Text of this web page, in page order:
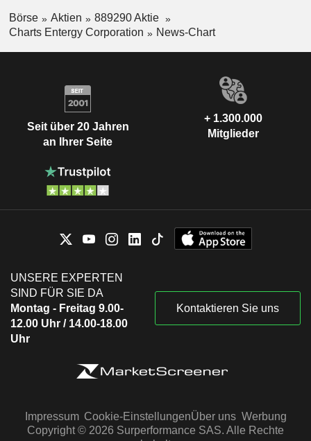
Börse Aktien
889290 Aktie
Charts Entergy Corporation
News-Chart
Seit über 20 Jahren
an Ihrer Seite
+ 1.300.000
Mitglieder
UNSERE EXPERTEN
SIND FÜR SIE DA
Montag - Freitag 9.00-
12.00 Uhr / 14.00-18.00
Uhr
Kontaktieren Sie uns
Impressum Cookie-EinstellungenÜber uns Werbung
Copyright © 2026 Surperformance SAS. Alle Rechte